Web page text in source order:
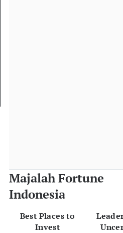
Majalah Fortune
Indonesia
Best Places to
Invest